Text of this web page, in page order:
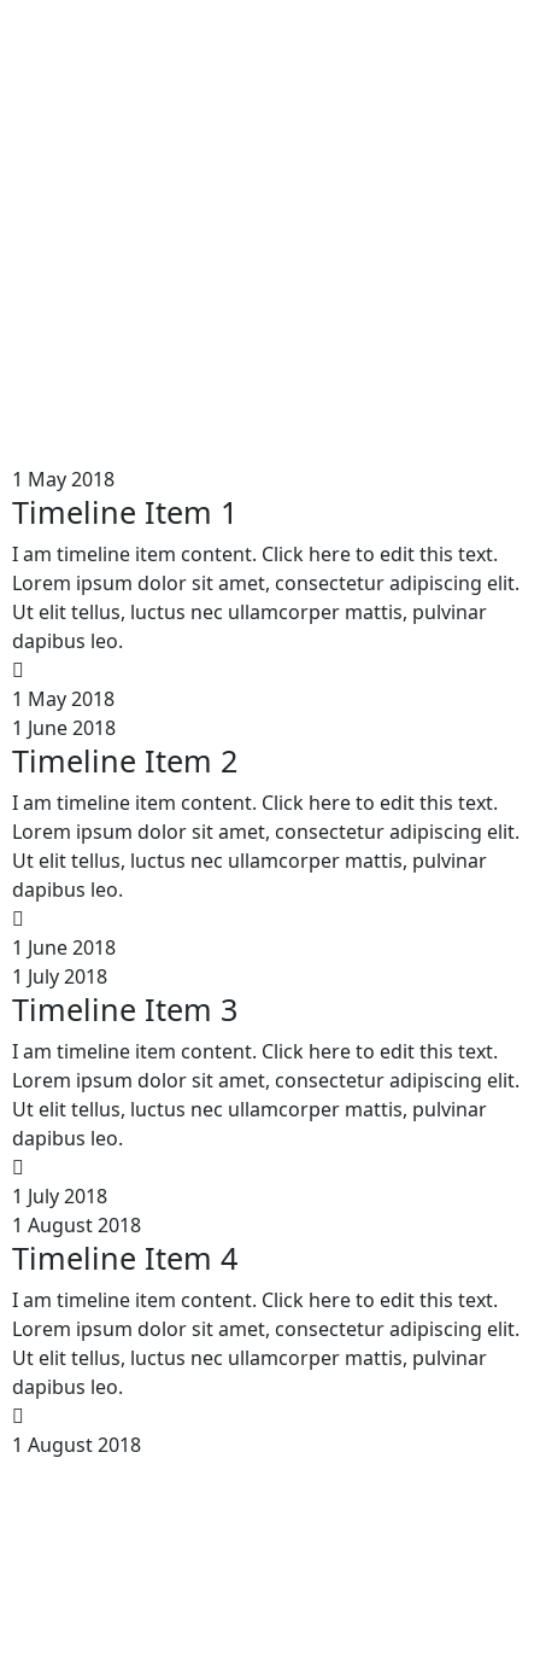
1 May 2018
Timeline Item 1
I am timeline item content. Click here to edit this text.
Lorem ipsum dolor sit amet, consectetur adipiscing elit.
Ut elit tellus, luctus nec ullamcorper mattis, pulvinar
dapibus leo.
1 May 2018
1 June 2018
Timeline Item 2
I am timeline item content. Click here to edit this text.
Lorem ipsum dolor sit amet, consectetur adipiscing elit.
Ut elit tellus, luctus nec ullamcorper mattis, pulvinar
dapibus leo.
1 June 2018
1 July 2018
Timeline Item 3
I am timeline item content. Click here to edit this text.
Lorem ipsum dolor sit amet, consectetur adipiscing elit.
Ut elit tellus, luctus nec ullamcorper mattis, pulvinar
dapibus leo.
1 July 2018
1 August 2018
Timeline Item 4
I am timeline item content. Click here to edit this text.
Lorem ipsum dolor sit amet, consectetur adipiscing elit.
Ut elit tellus, luctus nec ullamcorper mattis, pulvinar
dapibus leo.
1 August 2018